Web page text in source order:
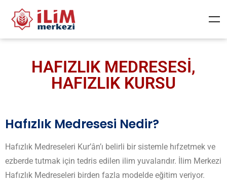
HAFIZLIK MEDRESESİ,
HAFIZLIK KURSU
Hafızlık Medresesi Nedir?
Hafızlık Medreseleri Kur’ân’ı belirli bir sistemle hıfzetmek ve
ezberde tutmak için tedris edilen ilim yuvalarıdır. İlim Merkezi
Hafızlık Medreseleri birden fazla modelde eğitim veriyor.